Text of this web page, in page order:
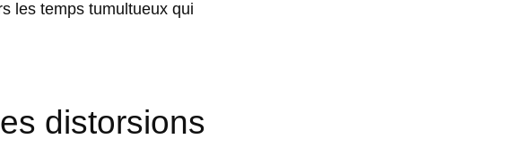
les temps tumultueux qui
distorsions